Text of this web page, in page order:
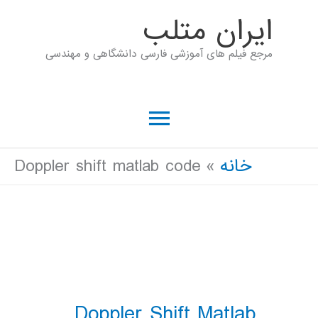
ايران متلب
مرجع فیلم های آموزشی فارسی دانشگاهی و مهندسی
فهرست
اصلی
خانه Doppler shift matlab code